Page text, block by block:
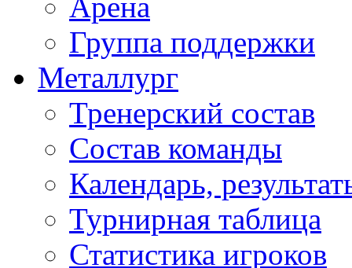
Группа поддержки
Металлург
Тренерский состав
Состав команды
Календарь,
Турнирная таблица
Статистика игроков